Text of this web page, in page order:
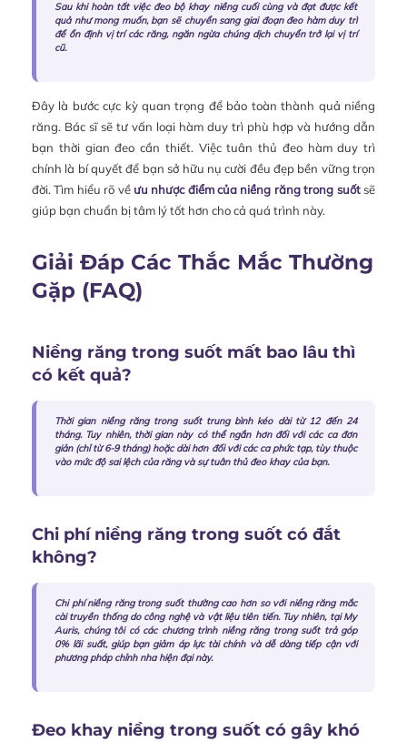
Sau khi hoàn tất việc đeo bộ khay niềng cuối cùng và đạt được kết
quả như mong muốn, bạn sẽ chuyển sang giai đoạn đeo hàm duy trì
để ổn định vị trí các răng, ngăn ngừa chúng dịch chuyển trở lại vị trí
cũ.
Đây là bước cực kỳ quan trọng để bảo toàn thành quả niềng
răng. Bác sĩ sẽ tư vấn loại hàm duy trì phù hợp và hướng dẫn
bạn thời gian đeo cần thiết. Việc tuân thủ đeo hàm duy trì
chính là bí quyết để bạn sở hữu nụ cười đều đẹp bền vững trọn
đời. Tìm hiểu rõ về ưu nhược điểm của niềng răng trong suốtsẽ
giúp bạn chuẩn bị tâm lý tốt hơn cho cả quá trình này.
Giải Đáp Các Thắc Mắc Thường
Gặp (FAQ)
Niềng răng trong suốt mất bao lâu thì
có kết quả?
Thời gian niềng răng trong suốt trung bình kéo dài từ 12 đến 24
tháng. Tuy nhiên, thời gian này có thể ngắn hơn đối với các ca đơn
giản (chỉ từ 6-9 tháng) hoặc dài hơn đối với các ca phức tạp, tùy thuộc
vào mức độ sai lệch của răng và sự tuân thủ đeo khay của bạn.
Chi phí niềng răng trong suốt có đắt
không?
Chi phí niềng răng trong suốt thường cao hơn so với niềng răng mắc
cài truyền thống do công nghệ và vật liệu tiên tiến. Tuy nhiên, tại My
Auris, chúng tôi có các chương trình niềng răng trong suốt trả góp
0% lãi suất, giúp bạn giảm áp lực tài chính và dễ dàng tiếp cận với
phương pháp chỉnh nha hiện đại này.
Đeo khay niềng trong suốt có gây khó